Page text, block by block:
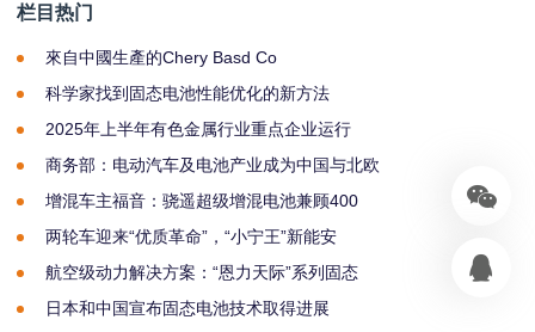
栏目热门
來自中國生產的Chery Basd Co
科学家找到固态电池性能优化的新方法
2025年上半年有色金属行业重点企业运行
商务部：电动汽车及电池产业成为中国与北欧
增混车主福音：骁遥超级增混电池兼顾400
两轮车迎来“优质革命”，“小宁王”新能安
航空级动力解决方案：“恩力天际”系列固态
日本和中国宣布固态电池技术取得进展